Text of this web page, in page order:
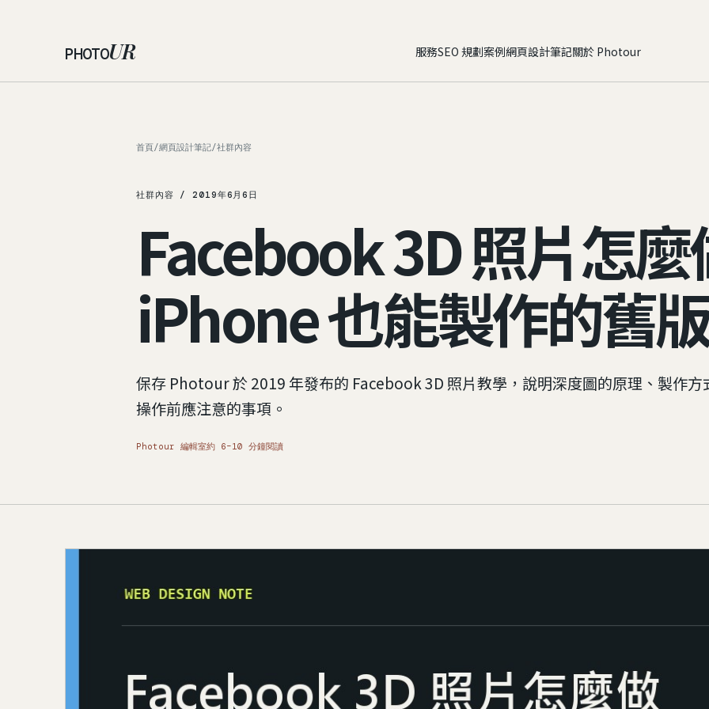
PHOTOUR 服務SEO 規劃案例網頁設計筆記關於 Photour
首頁/網頁設計筆記/社群內容
社群內容 / 2019年6月6日
Facebook 3D 照片怎
iPhone 也能製作的舊
保存 Photour 於 2019 年發布的 Facebook 3D 照片教學，說明深度圖的原理、製作方
操作前應注意的事項。
Photour 編輯室約 6–10 分鐘閱讀